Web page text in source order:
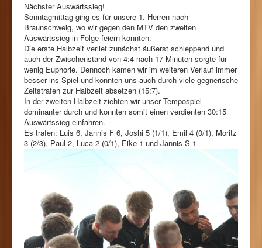
Nächster Auswärtssieg!
Sonntagmittag ging es für unsere 1. Herren nach
Braunschweig, wo wir gegen den MTV den zweiten
Auswärtssieg in Folge feiern konnten.
Die erste Halbzeit verlief zunächst äußerst schleppend und
auch der Zwischenstand von 4:4 nach 17 Minuten sorgte für
wenig Euphorie. Dennoch kamen wir im weiteren Verlauf immer
besser ins Spiel und konnten uns auch durch viele gegnerische
Zeitstrafen zur Halbzeit absetzen (15:7).
In der zweiten Halbzeit ziehten wir unser Tempospiel
dominanter durch und konnten somit einen verdienten 30:15
Auswärtssieg einfahren.
Es trafen: Luis 6, Jannis F 6, Joshi 5 (1/1), Emil 4 (0/1), Moritz
3 (2/3), Paul 2, Luca 2 (0/1), Eike 1 und Jannis S 1